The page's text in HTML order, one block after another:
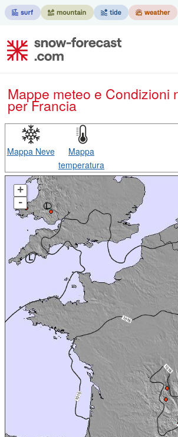
Mappe meteo e Condizioni
per Francia
Mappa Neve
Mappa
temperatura
+
-